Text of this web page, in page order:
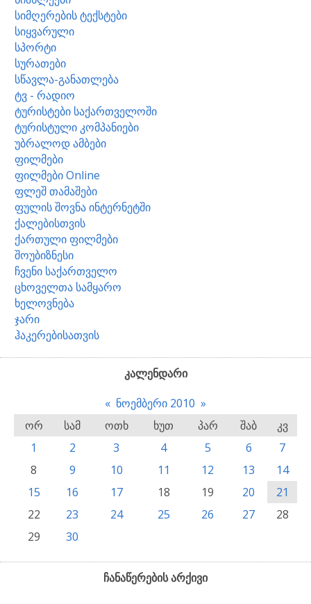
სიმღერების ტექსტები
სიყვარული
სპორტი
სურათები
სწავლა-განათლება
ტვ - რადიო
ტურისტები საქართველოში
ტურისტული კომპანიები
უბრალოდ ამბები
ფილმები
ფილმები Online
ფლეშ თამაშები
ფულის შოვნა ინტერნეტში
ქალებისთვის
ქართული ფილმები
შოუბიზნესი
ჩვენი საქართველო
ცხოველთა სამყარო
ხელოვნება
ჯარი
ჰაკერებისათვის
კალენდარი
« ნოემბერი 2010 »
ორ
სამ ოთხ ხუთ პარ შაბ
კვ
1
2 3 4 5 6
7
8
9 10 11 12 13
14
15
16 17 18 19 20
21
22
23 24 25 26 27
28
29
30
ჩანაწერების არქივი